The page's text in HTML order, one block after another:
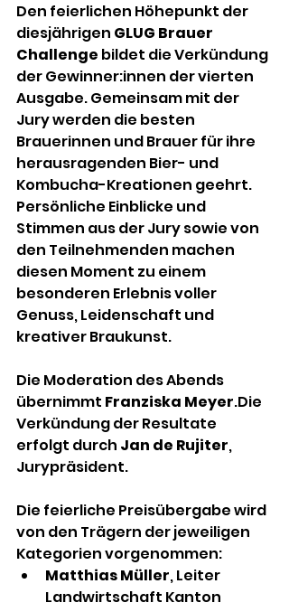
Den feierlichen Höhepunkt der
diesjährigen GLUG Brauer
Challenge bildet die Verkündung
der Gewinner:innen der vierten
Ausgabe. Gemeinsam mit der
Jury werden die besten
Brauerinnen und Brauer für ihre
herausragenden Bier- und
Kombucha-Kreationen geehrt.
Persönliche Einblicke und
Stimmen aus der Jury sowie von
den Teilnehmenden machen
diesen Moment zu einem
besonderen Erlebnis voller
Genuss, Leidenschaft und
kreativer Braukunst.
Die Moderation des Abends
übernimmt Franziska Meyer.Die
Verkündung der Resultate
erfolgt durch Jan de Rujiter,
Jurypräsident.
Die feierliche Preisübergabe wird
von den Trägern der jeweiligen
Kategorien vorgenommen:
Matthias Müller, Leiter
Landwirtschaft Kanton